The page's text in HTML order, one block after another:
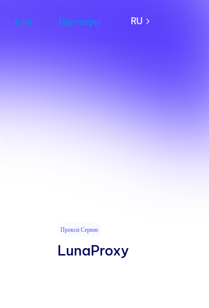
Блог Партнёры RU
Прокси Сервис
LunaProxy